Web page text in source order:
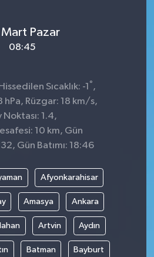
Pazar
08:45
Sıcaklık: -1 ° ,
hPa, Rüzgar: 18 km/s,
Noktası: 1.4,
10 km, Gün
Gün Batımı: 18:46
Afyonkarahisar
Amasya Ankara
Artvin Aydın
Batman Bayburt